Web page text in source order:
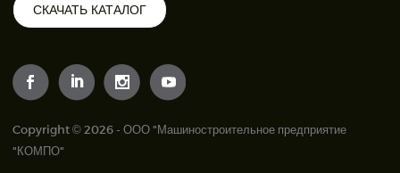
СКАЧАТЬ КАТАЛОГ
Copyright © 2026 - ООО "Машиностроительное предприятие
"КОМПО"